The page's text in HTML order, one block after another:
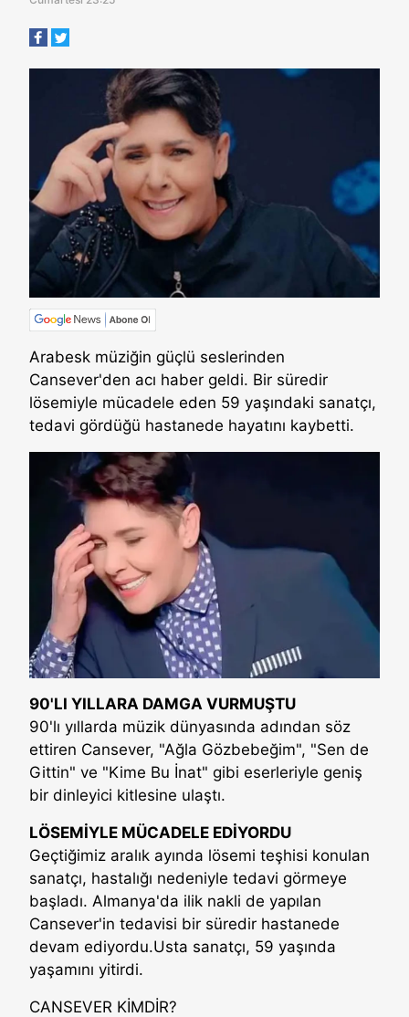
Arabesk müziğin güçlü seslerinden
Cansever'den acı haber geldi. Bir süredir
lösemiyle mücadele eden 59 yaşındaki sanatçı,
tedavi gördüğü hastanede hayatını kaybetti.
90'LI YILLARA DAMGA VURMUŞTU
90'lı yıllarda müzik dünyasında adından söz
ettiren Cansever, "Ağla Gözbebeğim", "Sen de
Gittin" ve "Kime Bu İnat" gibi eserleriyle geniş
bir dinleyici kitlesine ulaştı.
LÖSEMİYLE MÜCADELE EDİYORDU
Geçtiğimiz aralık ayında lösemi teşhisi konulan
sanatçı, hastalığı nedeniyle tedavi görmeye
başladı. Almanya'da ilik nakli de yapılan
Cansever'in tedavisi bir süredir hastanede
devam ediyordu.Usta sanatçı, 59 yaşında
yaşamını yitirdi.
CANSEVER KİMDİR?